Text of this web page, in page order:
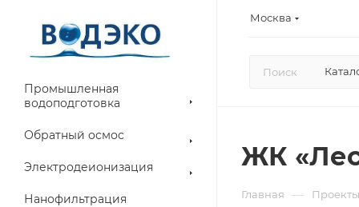
Москва
Промышленная
водоподготовка
Обратный осмос
Электродеионизация
Нанофильтрация
ЖК
Главная — Проекты